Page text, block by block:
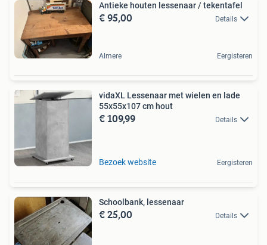
Antieke houten lessenaar / tekentafel
€ 95,00 Details
Almere Eergisteren
vidaXL Lessenaar met wielen en lade
55x55x107 cm hout
€ 109,99 Details
Bezoek website Eergisteren
Schoolbank, lessenaar
€ 25,00 Details